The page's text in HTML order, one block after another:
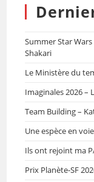
Summer Star
Shakari
Le Ministère du
Imaginales 2026 –
Team Building –
Une espèce en
Ils ont rejoint ma
Prix Planète-SF